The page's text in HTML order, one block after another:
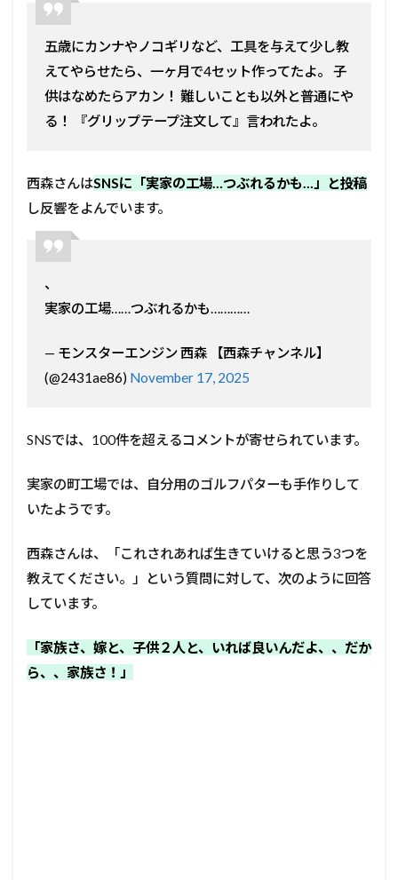
五歳にカンナやノコギリなど、工具を与えて少し教
えてやらせたら、一ヶ月で4セット作ってたよ。 子
供はなめたらアカン！ 難しいことも以外と普通にや
る！ 『グリップテープ注文して』言われたよ。
西森さんはSNSに「実家の工場…つぶれるかも…」と投稿
し反響をよんでいます。
、
実家の工場……つぶれるかも…………
— モンスターエンジン 西森 【西森チャンネル】
(@2431ae86) November 17, 2025
SNSでは、100件を超えるコメントが寄せられています。
実家の町工場では、自分用のゴルフパターも手作りして
いたようです。
西森さんは、「これされあれば生きていけると思う3つを
教えてください。」という質問に対して、次のように回答
しています。
「家族さ、嫁と、子供２人と、いれば良いんだよ、、だか
ら、、家族さ！」